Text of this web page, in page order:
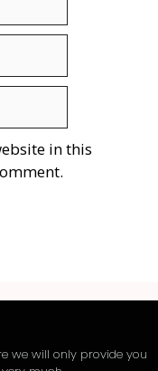
in this
we will only provide you